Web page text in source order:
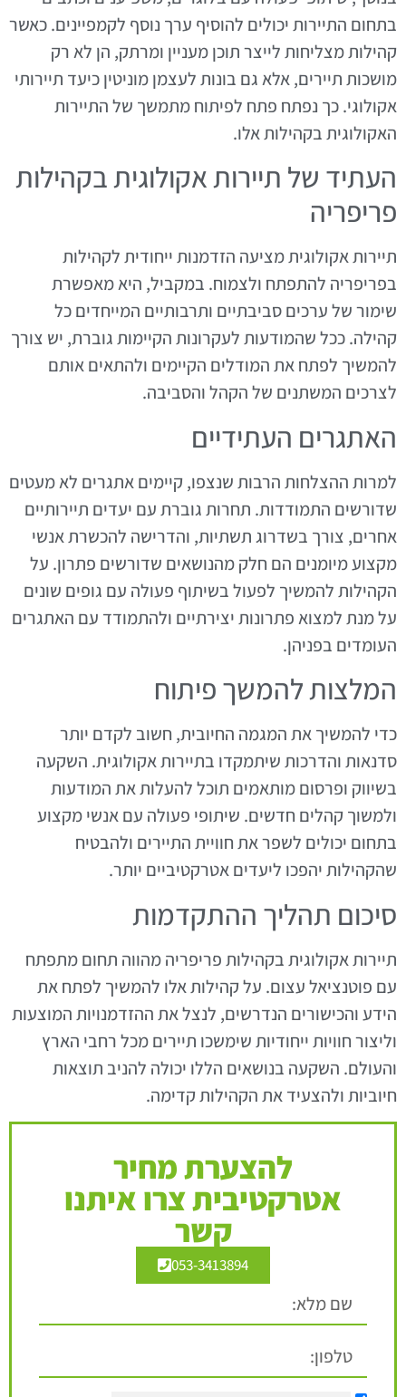
בתחום התיירות יכולים להוסיף ערך נוסף לקמפיינים. כאשר
קהילות מצליחות לייצר תוכן מעניין ומרתק, הן לא רק
מושכות תיירים, אלא גם בונות לעצמן מוניטין כיעד תיירותי
אקולוגי. כך נפתח פתח לפיתוח מתמשך של התיירות
האקולוגית בקהילות אלו.
העתיד של תיירות אקולוגית בקהילות
פריפריה
תיירות אקולוגית מציעה הזדמנות ייחודית לקהילות
בפריפריה להתפתח ולצמוח. במקביל, היא מאפשרת
שימור של ערכים סביבתיים ותרבותיים המייחדים כל
קהילה. ככל שהמודעות לעקרונות הקיימות גוברת, יש צורך
להמשיך לפתח את המודלים הקיימים ולהתאים אותם
לצרכים המשתנים של הקהל והסביבה.
האתגרים העתידיים
למרות ההצלחות הרבות שנצפו, קיימים אתגרים לא מעטים
שדורשים התמודדות. תחרות גוברת עם יעדים תיירותיים
אחרים, צורך בשדרוג תשתיות, והדרישה להכשרת אנשי
מקצוע מיומנים הם חלק מהנושאים שדורשים פתרון. על
הקהילות להמשיך לפעול בשיתוף פעולה עם גופים שונים
על מנת למצוא פתרונות יצירתיים ולהתמודד עם האתגרים
העומדים בפניהן.
המלצות להמשך פיתוח
כדי להמשיך את המגמה החיובית, חשוב לקדם יותר
סדנאות והדרכות שיתמקדו בתיירות אקולוגית. השקעה
בשיווק ופרסום מותאמים תוכל להעלות את המודעות
ולמשוך קהלים חדשים. שיתופי פעולה עם אנשי מקצוע
בתחום יכולים לשפר את חוויית התיירים ולהבטיח
שהקהילות יהפכו ליעדים אטרקטיביים יותר.
סיכום תהליך ההתקדמות
תיירות אקולוגית בקהילות פריפריה מהווה תחום מתפתח
עם פוטנציאל עצום. על קהילות אלו להמשיך לפתח את
הידע והכישורים הנדרשים, לנצל את ההזדמנויות המוצעות
וליצור חוויות ייחודיות שימשכו תיירים מכל רחבי הארץ
והעולם. השקעה בנושאים הללו יכולה להניב תוצאות
חיוביות ולהצעיד את הקהילות קדימה.
להצערת מחיר
אטרקטיבית צרו איתנו
קשר
053-3413894